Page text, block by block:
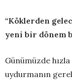
“Köklerden
yeni bir dönem
Günümüzde
uydurmanın